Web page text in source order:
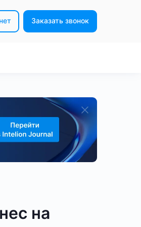
Заказать звонок
с нуля
на